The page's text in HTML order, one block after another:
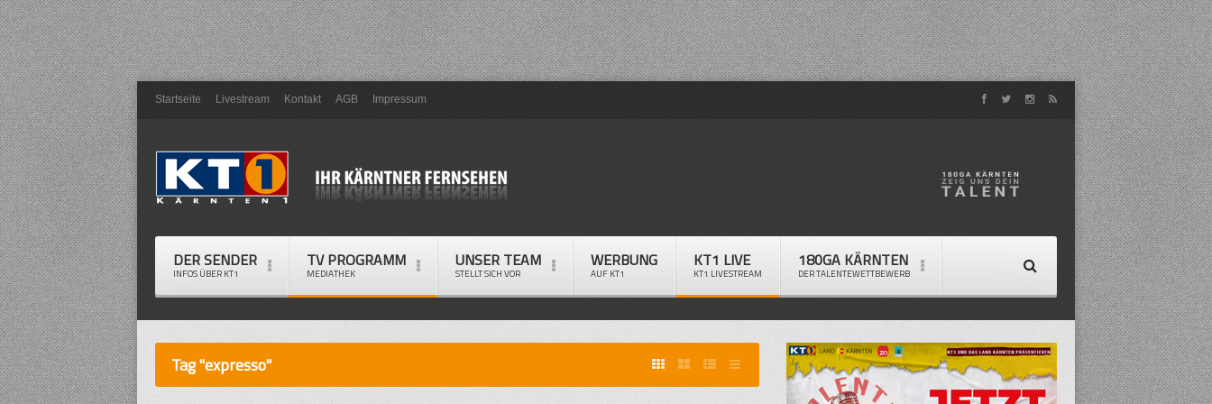
Startseite Livestream Kontakt AGB Impressum
DER SENDER
INFOS ÜBER KT1
TV PROGRAMM
MEDIATHEK
UNSER TEAM
STELLT SICH VOR
WERBUNG
AUF KT1
KT1 LIVE
KT1 LIVESTREAM
180GA KÄRNTEN
DER TALENTEWETTBEWERB
Tag "expresso"